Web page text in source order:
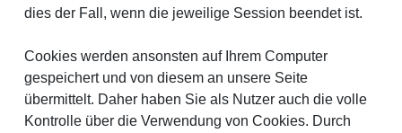
dies der Fall, wenn die jeweilige Session beendet ist.
Cookies werden ansonsten auf Ihrem Computer
gespeichert und von diesem an unsere Seite
übermittelt. Daher haben Sie als Nutzer auch die volle
Kontrolle über die Verwendung von Cookies. Durch